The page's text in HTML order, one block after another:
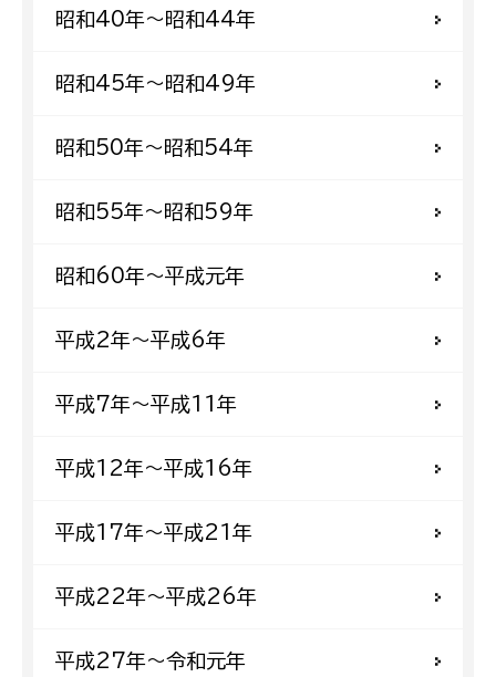
昭和40年〜昭和44年
昭和45年〜昭和49年
昭和50年〜昭和54年
昭和55年〜昭和59年
昭和60年〜平成元年
平成2年〜平成6年
平成7年〜平成11年
平成12年〜平成16年
平成17年〜平成21年
平成22年〜平成26年
平成27年〜令和元年